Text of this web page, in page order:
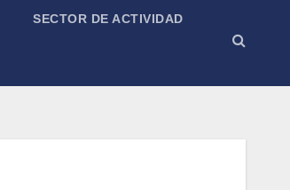
SECTOR DE ACTIVIDAD